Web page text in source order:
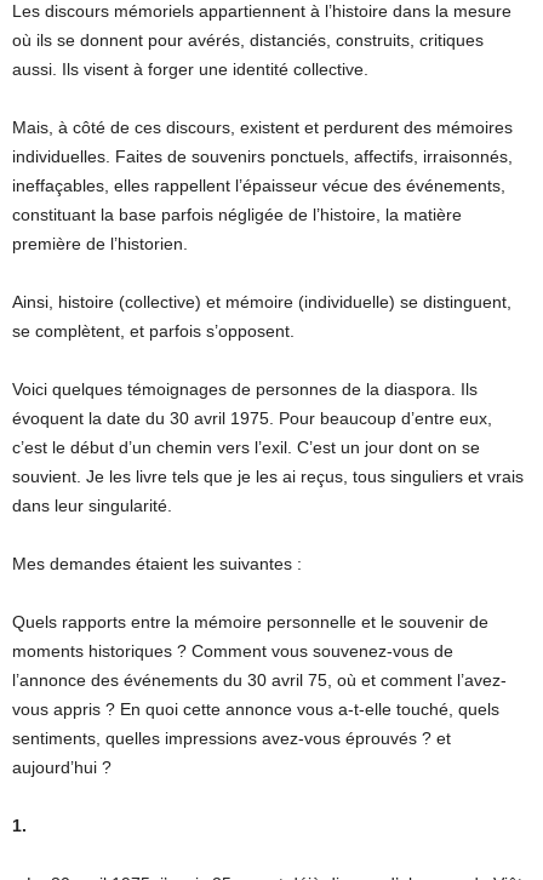
Les discours mémoriels appartiennent à l’histoire dans la mesure
où ils se donnent pour avérés, distanciés, construits, critiques
aussi. Ils visent à forger une identité collective.
Mais, à côté de ces discours, existent et perdurent des mémoires
individuelles. Faites de souvenirs ponctuels, affectifs, irraisonnés,
ineffaçables, elles rappellent l’épaisseur vécue des événements,
constituant la base parfois négligée de l’histoire, la matière
première de l’historien.
Ainsi, histoire (collective) et mémoire (individuelle) se distinguent,
se complètent, et parfois s’opposent.
Voici quelques témoignages de personnes de la diaspora. Ils
évoquent la date du 30 avril 1975. Pour beaucoup d’entre eux,
c’est le début d’un chemin vers l’exil. C’est un jour dont on se
souvient. Je les livre tels que je les ai reçus, tous singuliers et vrais
dans leur singularité.
Mes demandes étaient les suivantes :
Quels rapports entre la mémoire personnelle et le souvenir de
moments historiques ? Comment vous souvenez-vous de
l’annonce des événements du 30 avril 75, où et comment l’avez-
vous appris ? En quoi cette annonce vous a-t-elle touché, quels
sentiments, quelles impressions avez-vous éprouvés ? et
aujourd’hui ?
1.